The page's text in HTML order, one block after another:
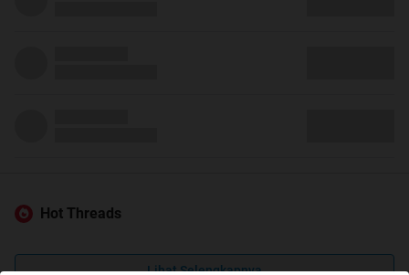
Hot Threads
Lihat Selengkapnya